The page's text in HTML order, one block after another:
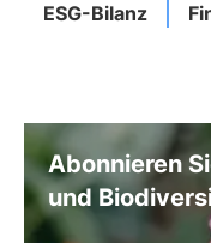
ESG-Bilanz
Abonnieren
und